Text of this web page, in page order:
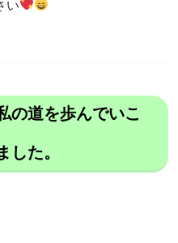
い
の道を歩んでいこ
した。